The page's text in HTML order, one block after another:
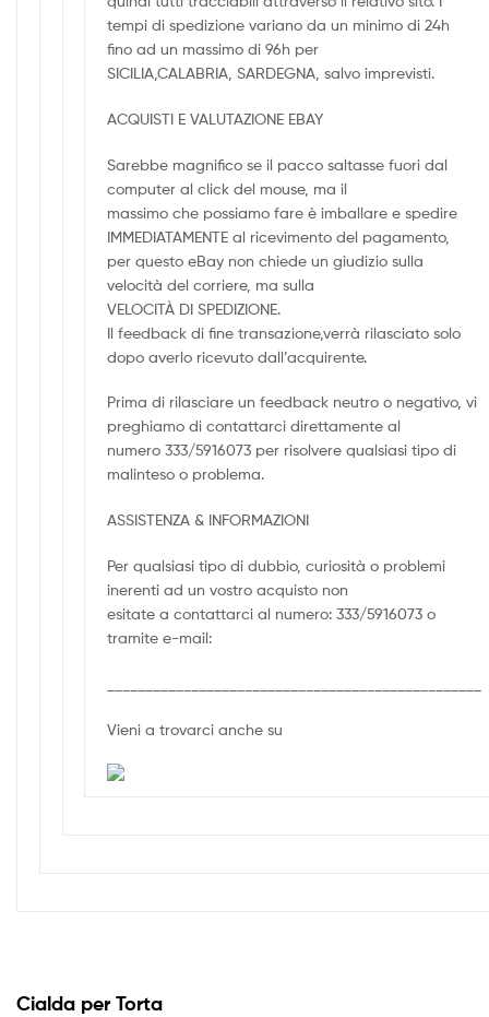
tempi di spedizione variano da un minimo di 24h
fino ad un massimo di 96h per
SICILIA,CALABRIA, SARDEGNA, salvo imprevisti.
ACQUISTI E VALUTAZIONE EBAY
Sarebbe magnifico se il pacco saltasse fuori dal
computer al click del mouse, ma il
massimo che possiamo fare è imballare e spedire
IMMEDIATAMENTE al ricevimento del pagamento,
per questo eBay non chiede un giudizio sulla
velocità del corriere, ma sulla
VELOCITÀ DI SPEDIZIONE.
Il feedback di fine transazione,verrà rilasciato solo
dopo averlo ricevuto dall’acquirente.
Prima di rilasciare un feedback neutro o negativo, vi
preghiamo di contattarci direttamente al
numero 333/5916073 per risolvere qualsiasi tipo di
malinteso o problema.
ASSISTENZA & INFORMAZIONI
Per qualsiasi tipo di dubbio, curiosità o problemi
inerenti ad un vostro acquisto non
esitate a contattarci al numero: 333/5916073 o
tramite e-mail:
Vieni a trovarci anche su
Cialda per Torta